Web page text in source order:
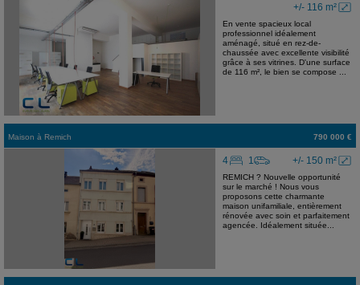
+/- 116 m²
En vente spacieux local
professionnel idéalement
aménagé, situé en rez-de-
chaussée avec excellente visibilité
grâce à ses vitrines. D'une surface
de 116 m², le bien se compose ...
Maison à Remich 790 000 €
+/- 150 m²
4 1
REMICH ? Nouvelle opportunité
sur le marché ! Nous vous
proposons cette charmante
maison unifamiliale, entièrement
rénovée avec soin et parfaitement
agencée. Idéalement située...